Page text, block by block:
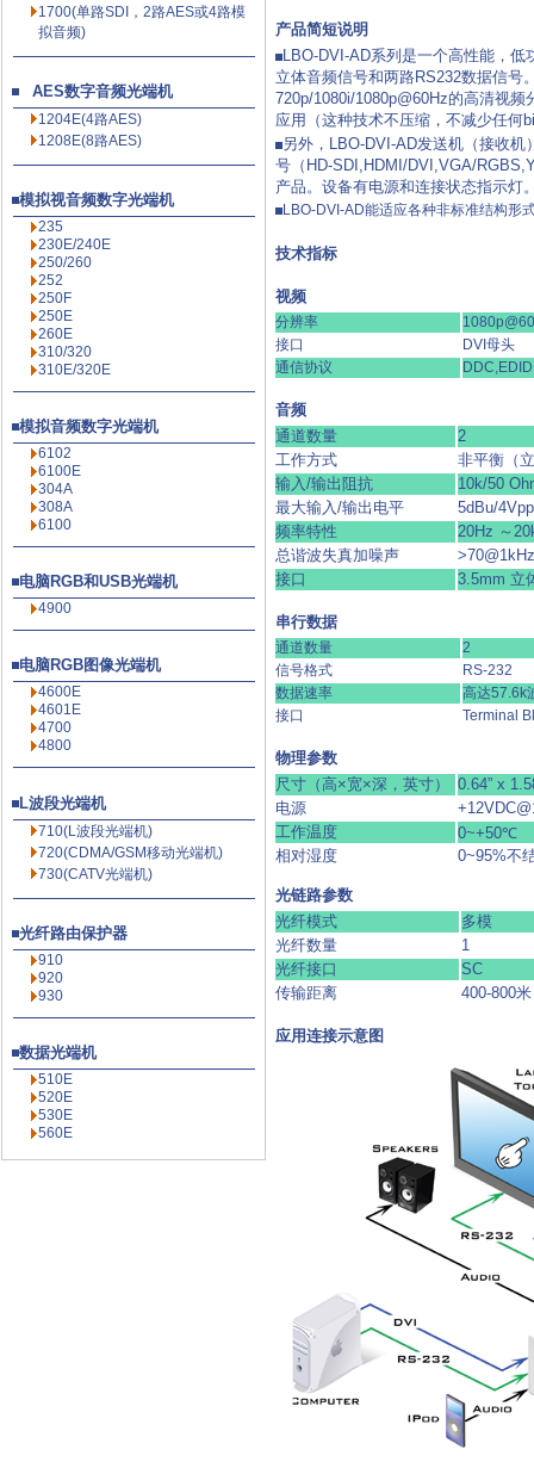
1700(单路SDI，2路AES或4路模
拟音频)
AES数字音频光端机
1204E(4路AES)
1208E(8路AES)
模拟视音频数字光端机
235
230E/240E
250/260
252
250F
250E
260E
310/320
310E/320E
模拟音频数字光端机
6102
6100E
304A
308A
6100
电脑RGB和USB光端机
4900
电脑RGB图像光端机
4600E
4601E
4700
4800
L波段光端机
710(L波段光端机)
720(CDMA/GSM移动光端机)
730(CATV光端机)
光纤路由保护器
910
920
930
数据光端机
510E
520E
530E
560E
产品简短说明
LBO-DVI-AD系列是一个高性能，
立体音频信号和两路RS232数据信号
720p/1080i/1080p@60Hz的高清视
应用（这种技术不压缩，不减少任何
另外，LBO-DVI-AD发送机（接收
号（HD-SDI,HDMI/DVI,VGA/
产品。设备有电源和连接状态指示灯
LBO-DVI-AD能适应各种非标准结构形
技术指标
视频
分辨率
接口
DVI母头
通信协议
音频
通道数量
2
工作方式
非平衡（
输入/输出阻抗
10k/50
最大输入/输出电平
5dBu/
频率特性
20Hz ～
总谐波失真加噪声
接口
3.5mm 立
串行数据
通道数量
2
信号格式
RS-232
数据速率
高达57.6k
接口
Terminal
物理参数
尺寸（高×宽×深，英寸）
0.64” x
电源
工作温度
0~+50℃
相对湿度
0~95%不
光链路参数
光纤模式
多模
光纤数量
1
光纤接口
SC
传输距离
400-800米
应用连接示意图